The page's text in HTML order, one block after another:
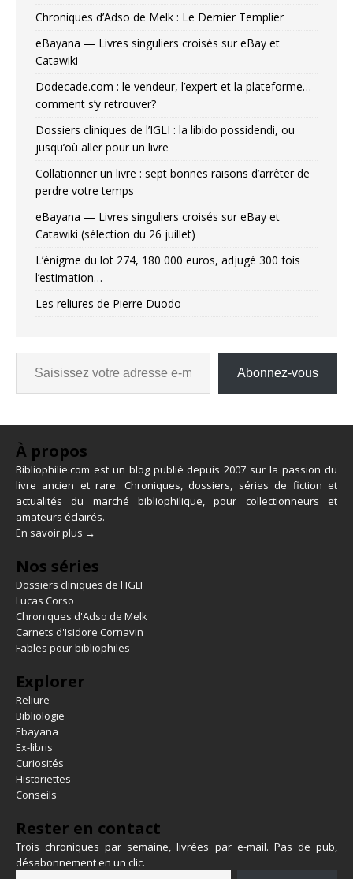
Chroniques d’Adso de Melk : Le Dernier Templier
eBayana — Livres singuliers croisés sur eBay et
Catawiki
Dodecade.com : le vendeur, l’expert et la plateforme…
comment s’y retrouver?
Dossiers cliniques de l’IGLI : la libido possidendi, ou
jusqu’où aller pour un livre
Collationner un livre : sept bonnes raisons d’arrêter de
perdre votre temps
eBayana — Livres singuliers croisés sur eBay et
Catawiki (sélection du 26 juillet)
L’énigme du lot 274, 180 000 euros, adjugé 300 fois
l’estimation…
Les reliures de Pierre Duodo
Abonnez-vous
À propos
Bibliophilie.com est un blog publié depuis 2007 sur la passion du
livre ancien et rare. Chroniques, dossiers, séries de fiction et
actualités du marché bibliophilique, pour collectionneurs et
amateurs éclairés.
En savoir plus →
Nos séries
Dossiers cliniques de l'IGLI
Lucas Corso
Chroniques d'Adso de Melk
Carnets d'Isidore Cornavin
Fables pour bibliophiles
Explorer
Reliure
Bibliologie
Ebayana
Ex-libris
Curiosités
Historiettes
Conseils
Rester en contact
Trois chroniques par semaine, livrées par e-mail. Pas de pub,
désabonnement en un clic.